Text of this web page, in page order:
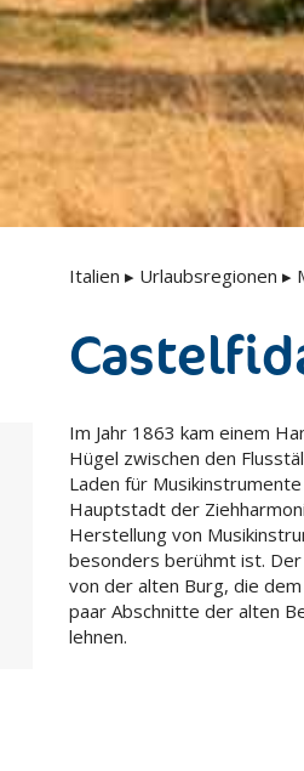
Italien ▸ Urlaubsregionen ▸
Im Jahr 1863 kam einem
Hügel zwischen den
Laden für
Hauptstadt der
Herstellung von
besonders berühmt ist. Der
von der alten Burg, die
paar Abschnitte der alten
lehnen.